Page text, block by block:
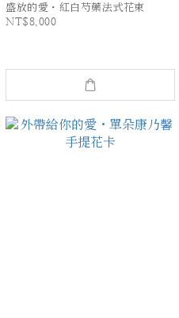
盛放的愛・紅白芍藥法式花束
NT$8,000